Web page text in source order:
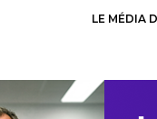
LE MÉDIA